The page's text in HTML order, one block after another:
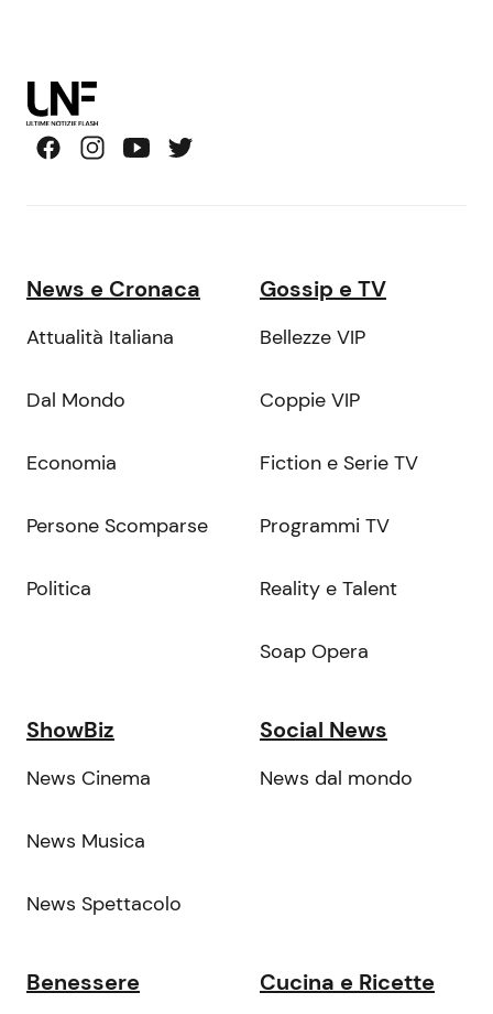
News e Cronaca
Attualità Italiana
Dal Mondo
Economia
Persone Scomparse
Politica
Gossip e TV
Bellezze VIP
Coppie VIP
Fiction e Serie TV
Programmi TV
Reality e Talent
Soap Opera
ShowBiz
News Cinema
News Musica
News Spettacolo
Social News
News dal mondo
Benessere Cucina e Ricette